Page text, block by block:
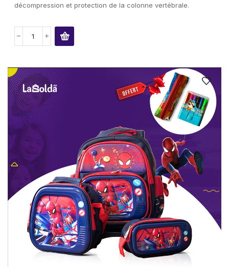
décompression et protection de la colonne vertébrale.